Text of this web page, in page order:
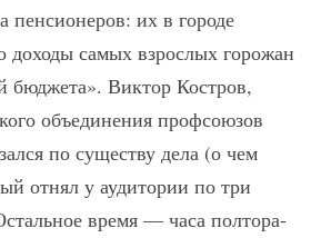
пенсионеров: их в городе
доходы самых взрослых горожан
бюджета». Виктор Костров,
объединения профсоюзов
по существу дела (о чем
отнял у аудитории по три
время — часа полтора­